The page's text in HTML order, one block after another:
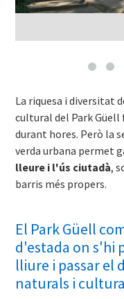
La riquesa i diversitat
cultural del Park
durant hores. Però la
verda urbana permet
lleure i l'ús ciutadà,
barris més propers.
El Park Güell
d'estada on s'hi
lliure i passar el
naturals i